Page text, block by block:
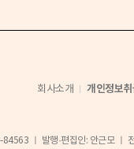
회사소개 개인정보
ㅣ 발행·편집인: 안근모 ㅣ